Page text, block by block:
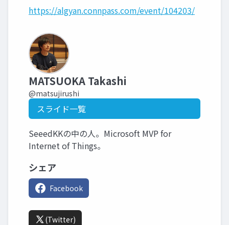
https://algyan.connpass.com/event/104203/
MATSUOKA Takashi
@matsujirushi
スライド一覧
SeeedKKの中の人。Microsoft MVP for
Internet of Things。
シェア
Facebook
(Twitter)